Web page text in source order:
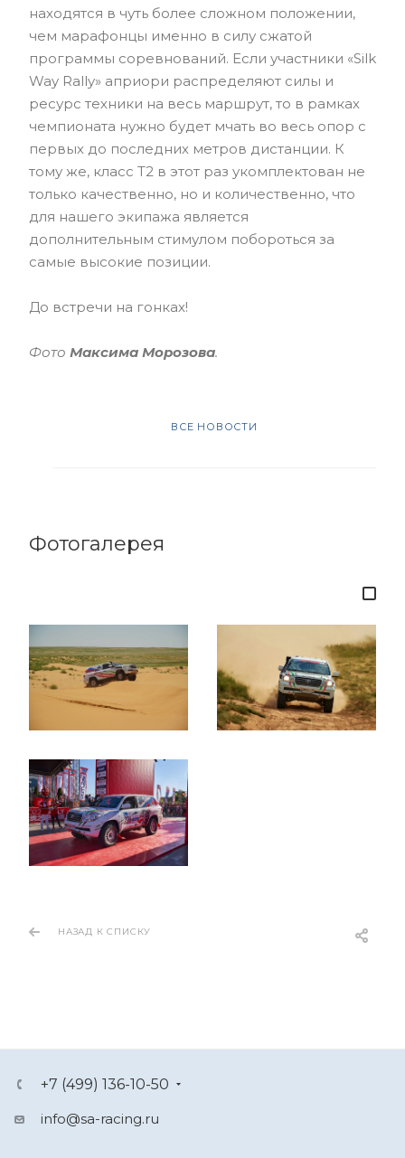
находятся в чуть более сложном положении,
чем марафонцы именно в силу сжатой
программы соревнований. Если участники «Silk
Way Rally» априори распределяют силы и
ресурс техники на весь маршрут, то в рамках
чемпионата нужно будет мчать во весь опор с
первых до последних метров дистанции. К
тому же, класс Т2 в этот раз укомплектован не
только качественно, но и количественно, что
для нашего экипажа является
дополнительным стимулом побороться за
самые высокие позиции.
До встречи на гонках!
Фото Максима Морозова.
ВСЕ НОВОСТИ
Фотогалерея
НАЗАД К СПИСКУ
+7 (499) 136-10-50
info@sa-racing.ru